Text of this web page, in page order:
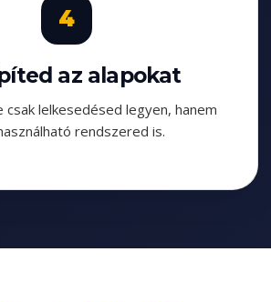
az alapokat
csak lelkesedésed legyen, hanem
rendszered is.